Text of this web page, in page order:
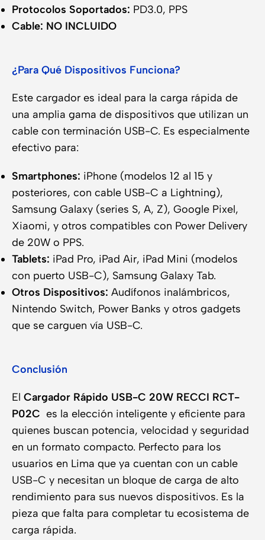
Protocolos Soportados: PD3.0, PPS
Cable: NO INCLUIDO
¿Para Qué Dispositivos Funciona?
Este cargador es ideal para la carga rápida de
una amplia gama de dispositivos que utilizan un
cable con terminación USB-C. Es especialmente
efectivo para:
Smartphones: iPhone (modelos 12 al 15 y
posteriores, con cable USB-C a Lightning),
Samsung Galaxy (series S, A, Z), Google Pixel,
Xiaomi, y otros compatibles con Power Delivery
de 20W o PPS.
Tablets: iPad Pro, iPad Air, iPad Mini (modelos
con puerto USB-C), Samsung Galaxy Tab.
Otros Dispositivos: Audífonos inalámbricos,
Nintendo Switch, Power Banks y otros gadgets
que se carguen vía USB-C.
Conclusión
El Cargador Rápido USB-C 20W RECCI RCT-
P02C es la elección inteligente y eficiente para
quienes buscan potencia, velocidad y seguridad
en un formato compacto. Perfecto para los
usuarios en Lima que ya cuentan con un cable
USB-C y necesitan un bloque de carga de alto
rendimiento para sus nuevos dispositivos. Es la
pieza que falta para completar tu ecosistema de
carga rápida.